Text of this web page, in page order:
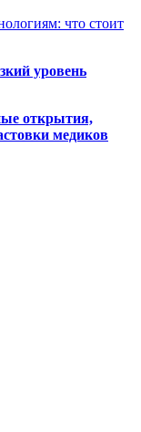
что стоит
уровень
открытия,
медиков